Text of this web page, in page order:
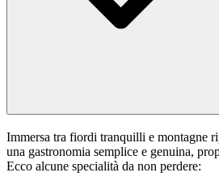
Immersa tra fiordi tranquilli e montagne
una gastronomia semplice e genuina,
Ecco alcune specialità da non perdere: